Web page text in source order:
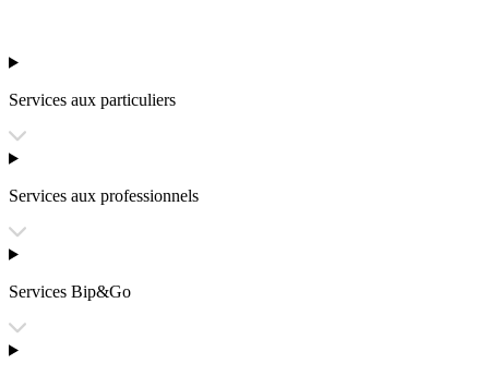
Services aux particuliers
Services aux professionnels
Services Bip&Go